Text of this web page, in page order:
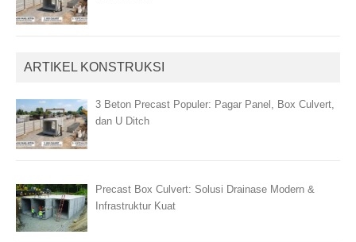
ARTIKEL KONSTRUKSI
3 Beton Precast Populer: Pagar Panel, Box Culvert,
dan U Ditch
Precast Box Culvert: Solusi Drainase Modern &
Infrastruktur Kuat